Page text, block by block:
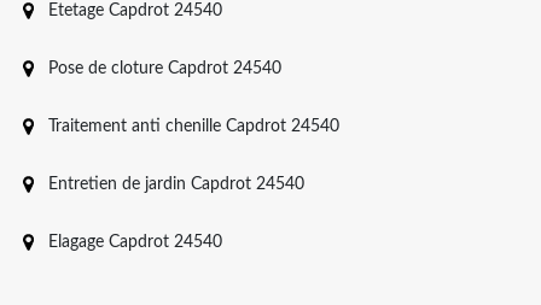
Etetage Capdrot 24540
Pose de cloture Capdrot 24540
Traitement anti chenille Capdrot 24540
Entretien de jardin Capdrot 24540
Elagage Capdrot 24540